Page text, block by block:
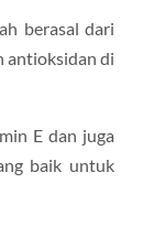
berasal dari
antioksidan di
E dan juga
baik untuk